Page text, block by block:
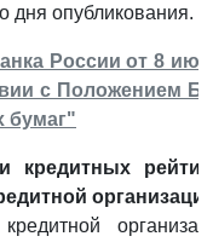
дня опубликования.
России от 8
с Положением
бумаг"
кредитных